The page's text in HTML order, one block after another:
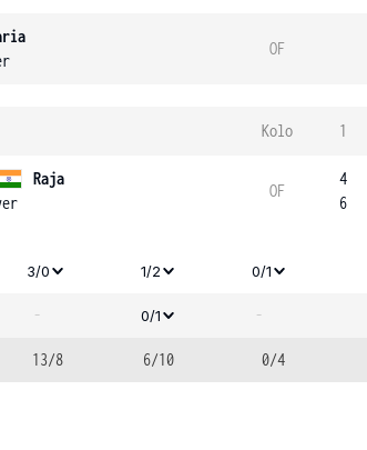
OF
Kolo 1
Raja
OF
4
6
3/0 1/2 0/1
- 0/1 -
13/8 6/10 0/4